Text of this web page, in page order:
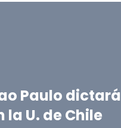
Paulo dictará
U. de Chile